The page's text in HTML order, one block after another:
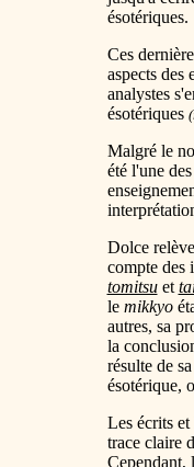
ésotériques.
Ces
aspects
analystes
ésotériques
Malgré le
été l'une
Dolce
compte des
tomitsuet
le mikkyo
autres, sa
la
résulte de
ésotérique,
Les écrits
trace claire
Cependant,